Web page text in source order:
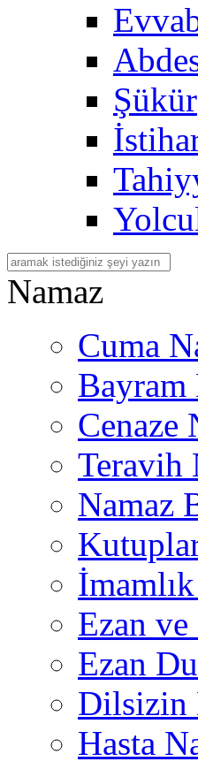
Şükür
Namaz
Cuma
Bayram
Cenaze
Teravih
Namaz
Ezan
Ezan
Dilsizin
Hasta